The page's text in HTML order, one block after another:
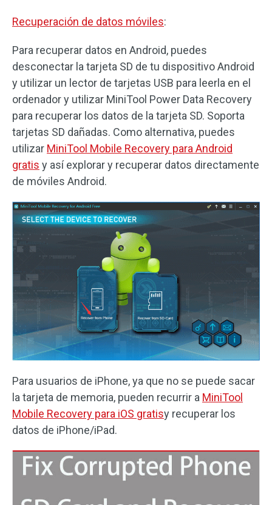
Recuperación de datos móviles:
Para recuperar datos en Android, puedes
desconectar la tarjeta SD de tu dispositivo Android
y utilizar un lector de tarjetas USB para leerla en el
ordenador y utilizar MiniTool Power Data Recovery
para recuperar los datos de la tarjeta SD. Soporta
tarjetas SD dañadas. Como alternativa, puedes
utilizar MiniTool Mobile Recovery para Android
gratis y así explorar y recuperar datos directamente
de móviles Android.
Para usuarios de iPhone, ya que no se puede sacar
la tarjeta de memoria, pueden recurrir a MiniTool
Mobile Recovery para iOS gratisy recuperar los
datos de iPhone/iPad.